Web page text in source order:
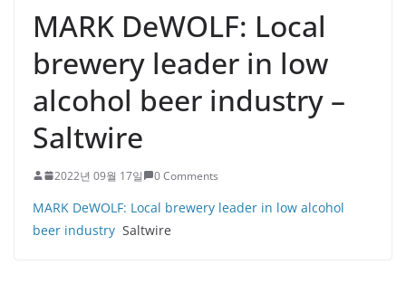
MARK DeWOLF: Local
brewery leader in low
alcohol beer industry –
Saltwire
2022년 09월 17일 0 Comments
MARK DeWOLF: Local brewery leader in low alcohol
beer industry Saltwire